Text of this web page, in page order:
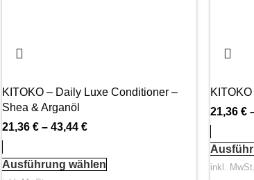
KITOKO – Daily Luxe Conditioner –
Shea & Arganöl
21,36 €– 43,44 €
Ausführung wählen
21,36 €
inkl. MwSt.